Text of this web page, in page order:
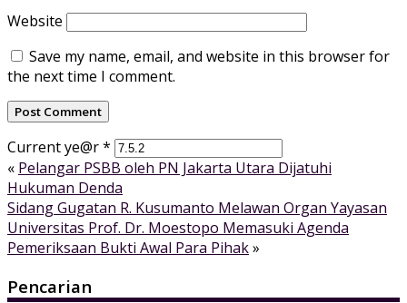
Website
Save my name, email, and website in this browser for
the next time I comment.
Current ye@r*
« Pelangar PSBB oleh PN Jakarta Utara Dijatuhi
Hukuman Denda
Sidang Gugatan R. Kusumanto Melawan Organ Yayasan
Universitas Prof. Dr. Moestopo Memasuki Agenda
Pemeriksaan Bukti Awal Para Pihak»
Pencarian